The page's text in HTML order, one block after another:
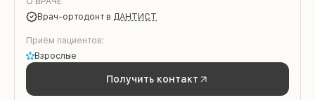
врач-ортодонт в ДАНТИСТ
Приём пациентов:
Взрослые
Получить контакт